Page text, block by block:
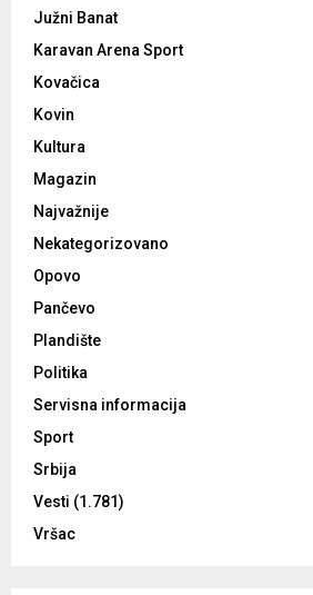
Južni Banat
Karavan Arena Sport
Kovačica
Kovin
Kultura
Magazin
Najvažnije
Nekategorizovano
Opovo
Pančevo
Plandište
Politika
Servisna informacija
Sport
Srbija
Vesti (1.781)
Vršac